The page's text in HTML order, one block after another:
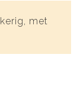
met